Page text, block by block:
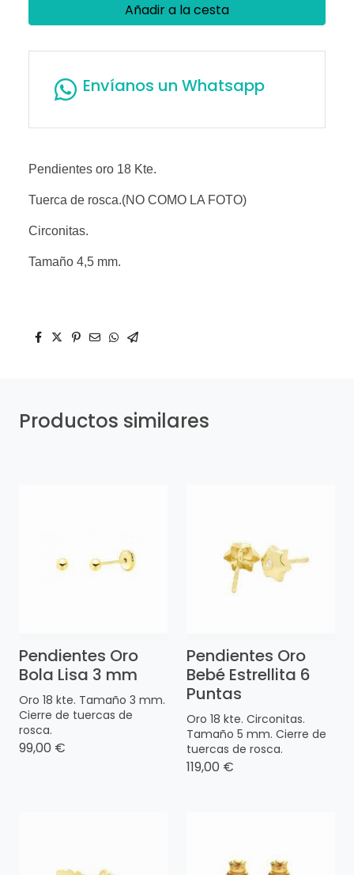
Añadir a la cesta
Envíanos un Whatsapp
Pendientes oro 18 Kte.
Tuerca de rosca.(NO COMO LA FOTO)
Circonitas.
Tamaño 4,5 mm.
Productos similares
Pendientes Oro
Bola Lisa 3 mm
Oro 18 kte. Tamaño 3 mm.
Cierre de tuercas de
rosca.
99,00 €
Pendientes Oro
Bebé Estrellita 6
Puntas
Oro 18 kte. Circonitas.
Tamaño 5 mm. Cierre de
tuercas de rosca.
119,00 €